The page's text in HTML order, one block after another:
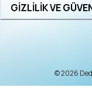
GİZLİLİK VE
© 2026